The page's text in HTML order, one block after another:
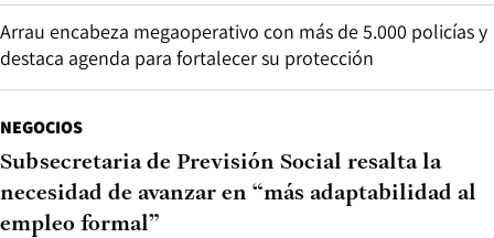
Arrau encabeza megaoperativo con más de 5.000 policías y
destaca agenda para fortalecer su protección
NEGOCIOS
Subsecretaria de Previsión Social resalta la
necesidad de avanzar en “más adaptabilidad al
empleo formal”